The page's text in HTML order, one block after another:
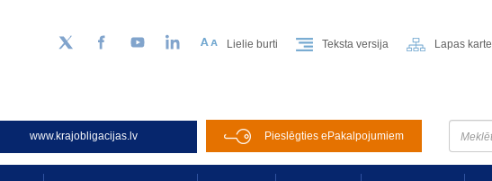
Sekojiet mums Twitter
FacebookYouTubeLinkedIn Lielie burti Teksta versija Lapas karte
www.krajobligacijas.lv Pieslēgties ePakalpojumiem